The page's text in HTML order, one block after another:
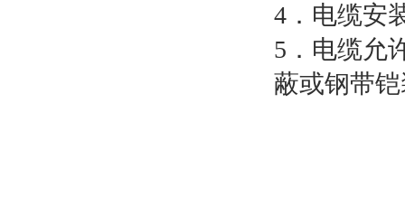
4 ．电缆安
5 ．电缆允
蔽或钢带